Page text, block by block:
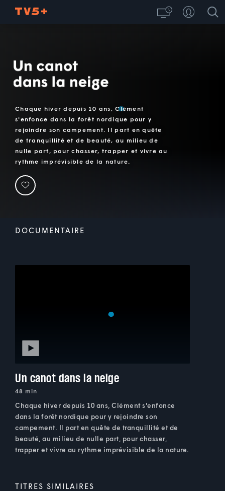
Chaque hiver depuis 10 ans, Clément
s'enfonce dans la forêt nordique pour y
rejoindre son campement. Il part en quête
de tranquillité et de beauté, au milieu de
nulle part, pour chasser, trapper et vivre au
rythme imprévisible de la nature.
DOCUMENTAIRE
Un canot dans la neige
48 min
Chaque hiver depuis 10 ans, Clément s'enfonce
dans la forêt nordique pour y rejoindre son
campement. Il part en quête de tranquillité et de
beauté, au milieu de nulle part, pour chasser,
trapper et vivre au rythme imprévisible de la nature.
TITRES SIMILAIRES